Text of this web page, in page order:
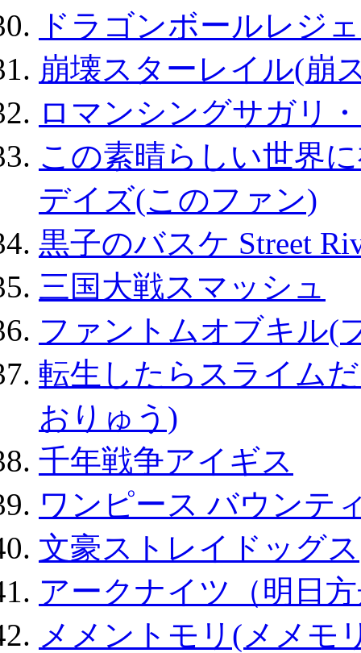
ドラゴンボールレジ
崩壊スターレイル(崩
ロマンシングサガリ
この素晴らしい世界
デイズ(このファン)
黒子のバスケ Street
三国大戦スマッシュ
ファントムオブキル(
転生したらスライム
おりゅう)
千年戦争アイギス
ワンピース バウンテ
文豪ストレイドッグス
アークナイツ（明日
メメントモリ(メメモ